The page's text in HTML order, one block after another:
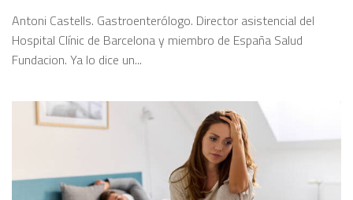
Antoni Castells. Gastroenterólogo. Director asistencial del
Hospital Clínic de Barcelona y miembro de España Salud
Fundacion. Ya lo dice un...